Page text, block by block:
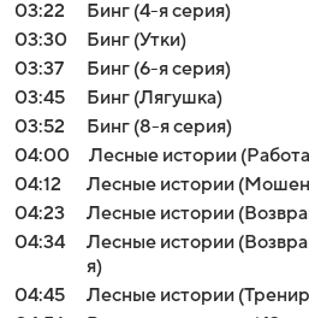
03:22
Бинг (4-я серия)
03:30
Бинг (Утки)
03:37
Бинг (6-я серия)
03:45
Бинг (Лягушка)
03:52
Бинг (8-я серия)
04:00
Лесные истории
04:12
Лесные истории
04:23
Лесные истории
04:34
Лесные истории
я)
04:45
Лесные истории